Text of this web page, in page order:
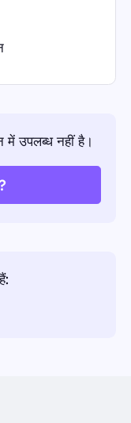
में उपलब्ध नहीं है।